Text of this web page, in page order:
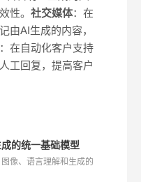
性。 社交媒体：在
由AI生成的内容，
：在自动化客户支持
工回复，提高客户
的统一基础模型
像、语言理解和生成的